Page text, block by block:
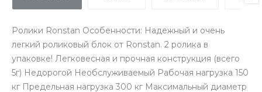
Ролики Ronstan Особенности: Надежный и очень
легкий роликовый блок от Ronstan. 2 ролика в
упаковке! Легковесная и прочная конструкция (всего
5г) Недорогой Необслуживаемый Рабочая нагрузка 150
кг Предельная нагрузка 300 кг Максимальный диаметр